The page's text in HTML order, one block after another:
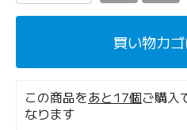
買い物カ
この商品をあと17個ご購入
なります